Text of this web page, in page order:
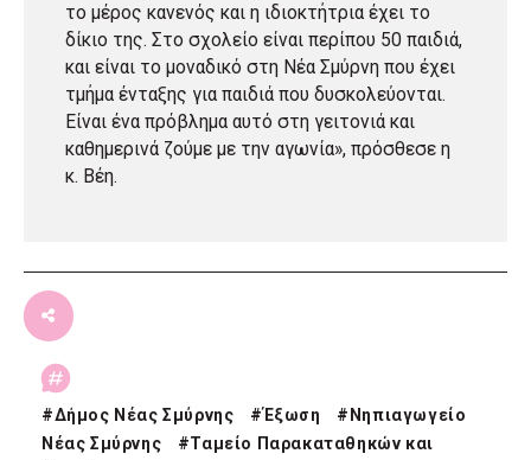
το μέρος κανενός και η ιδιοκτήτρια έχει το
δίκιο της. Στο σχολείο είναι περίπου 50 παιδιά,
και είναι το μοναδικό στη Νέα Σμύρνη που έχει
τμήμα ένταξης για παιδιά που δυσκολεύονται.
Είναι ένα πρόβλημα αυτό στη γειτονιά και
καθημερινά ζούμε με την αγωνία», πρόσθεσε η
κ. Βέη.
#Δήμος Νέας Σμύρνης #Έξωση # Νηπιαγωγείο
Νέας Σμύρνης
#Ταμείο Παρακαταθηκών και